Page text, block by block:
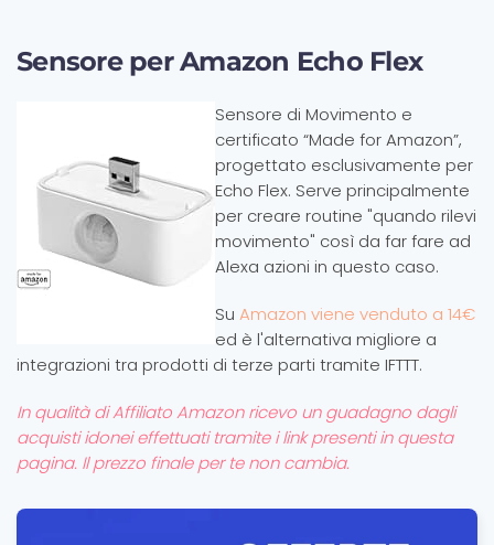
Sensore per Amazon Echo Flex
Sensore di Movimento e
certificato “Made for Amazon”,
progettato esclusivamente per
Echo Flex. Serve principalmente
per creare routine "quando rilevi
movimento" così da far fare ad
Alexa azioni in questo caso.
Su Amazon viene venduto a 14€
ed è l'alternativa migliore a
integrazioni tra prodotti di terze parti tramite IFTTT.
In qualità di Affiliato Amazon ricevo un guadagno dagli
acquisti idonei effettuati tramite i link presenti in questa
pagina. Il prezzo finale per te non cambia.